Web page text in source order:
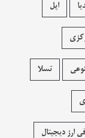
اپل
تسلا
ارز دیجیتال